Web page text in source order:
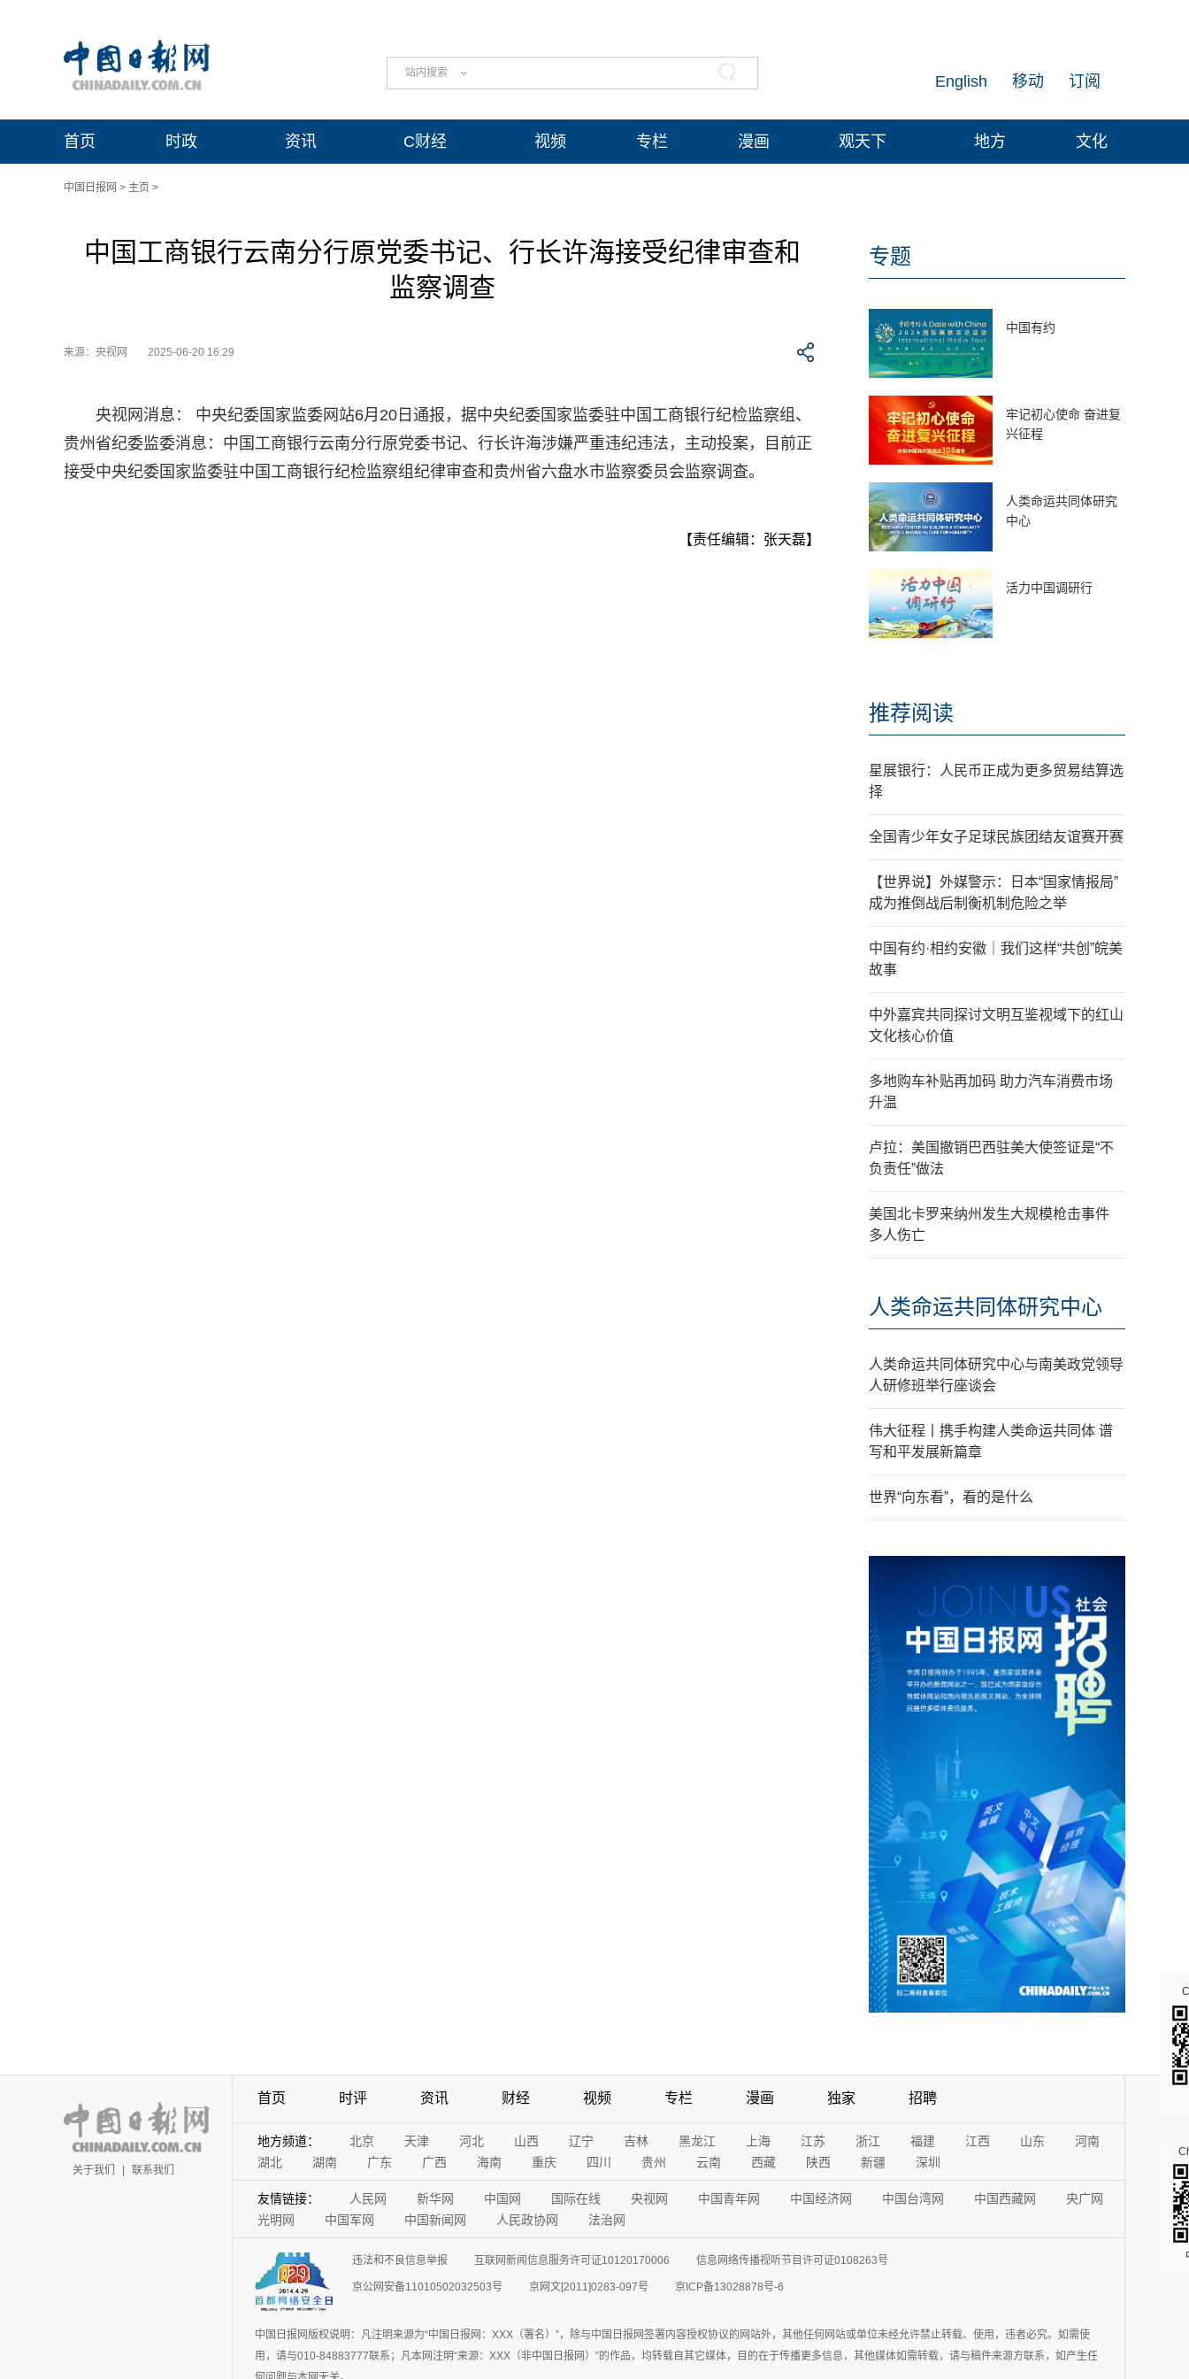
站内搜索 订阅
移动
English
首页 时政 资讯 C财经 视频 专栏 漫画 观天下 地方 文化
中国日报网 > 主页 >
中国工商银行云南分行原党委书记、行长许海接受纪律审查和
监察调查
来源：央视网 2025-06-20 16:29
央视网消息： 中央纪委国家监委网站6月20日通报，据中央纪委国家监委驻中国工商银行纪检监察组、
贵州省纪委监委消息：中国工商银行云南分行原党委书记、行长许海涉嫌严重违纪违法，主动投案，目前正
接受中央纪委国家监委驻中国工商银行纪检监察组纪律审查和贵州省六盘水市监察委员会监察调查。
【责任编辑：张天磊】
专题
中国有约
牢记初心使命 奋进复
兴征程
人类命运共同体研究
中心
活力中国调研行
推荐阅读
星展银行：人民币正成为更多贸易结算选
择
全国青少年女子足球民族团结友谊赛开赛
【世界说】外媒警示：日本“国家情报局”
成为推倒战后制衡机制危险之举
中国有约·相约安徽｜我们这样“共创”皖美
故事
中外嘉宾共同探讨文明互鉴视域下的红山
文化核心价值
多地购车补贴再加码 助力汽车消费市场
升温
卢拉：美国撤销巴西驻美大使签证是“不
负责任”做法
美国北卡罗来纳州发生大规模枪击事件
多人伤亡
人类命运共同体研究中心
人类命运共同体研究中心与南美政党领导
人研修班举行座谈会
伟大征程丨携手构建人类命运共同体 谱
写和平发展新篇章
世界“向东看”，看的是什么
关于我们 | 联系我们
首页 时评 资讯 财经 视频 专栏 漫画 独家 招聘
地方频道： 北京 天津 河北 山西 辽宁 吉林 黑龙江 上海 江苏 浙江 福建 江西 山东
河南
湖北
湖南 广东 广西 海南 重庆 四川 贵州 云南 西藏 陕西 新疆 深圳
友情链接： 人民网 新华网 中国网 国际在线 央视网 中国青年网 中国经济网 中国台湾网 中国西藏网
央广网
光明网
中国军网 中国新闻网 人民政协网 法治网
违法和不良信息举报 互联网新闻信息服务许可证10120170006 信息网络传播视听节目许可证0108263号
京公网安备11010502032503号 京网文[2011]0283-097号 京ICP备13028878号-6
中国日报网版权说明：凡注明来源为“中国日报网：XXX（署名）”，除与中国日报网签署内容授权协议的网站外，其他任何网站或单位未经允许禁止转载、使用，违者必究。如需使
用，请与010-84883777联系；凡本网注明“来源：XXX（非中国日报网）”的作品，均转载自其它媒体，目的在于传播更多信息，其他媒体如需转载，请与稿件来源方联系，如产生任